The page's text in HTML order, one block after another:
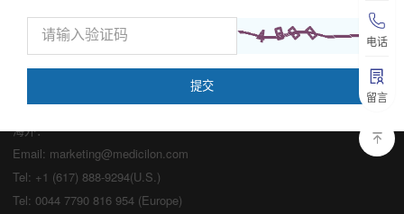
电话
留言
中国：
Email:marketing@medicilon.com
（仅限服务咨询，其他事宜请拨打川沙总部电话）
海外：
Email: marketing@medicilon.com
Tel: +1 (617) 888-9294(U.S.)
Tel: 0044 7790 816 954 (Europe)